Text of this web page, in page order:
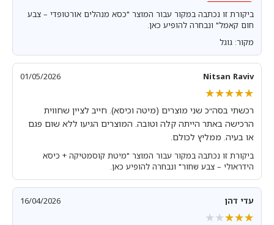
ביקורת זו נכתבה במקור עבור המוצר "כסא מנהלים אורטופדי – צבע
חום קאמל" ונבחרה להופיע כאן.
מקור: גוגל
Nitsan Raviv
01/05/2026
★★★★★
★★★★★
רכשתי בסה״כ שני מוצרים (מיטה וכיסא). חייב לציין שחווית
הרכישה באתר הייתה קלה וטובה. המוצרים הגיעו ללא שום פגם
או בעיה. ממליץ לכולם.
ביקורת זו נכתבה במקור עבור המוצר "מיטת קוסמטיקה + כיסא
הידראולי – צבע שחור" ונבחרה להופיע כאן.
עדי דהן 16/04/2026
★★★★★
★★★★★